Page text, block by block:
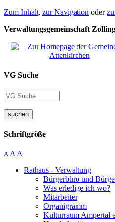
Zum Inhalt, zur Navigation oder
Verwaltungsgemeinschaft Zolling
VG Suche
suchen
Schriftgröße
A A A
Rathaus - Verwaltung
Bürgerbüro und
Was erledige ich wo?
Mitarbeiter
Organigramm
Kulturraum Ampertal